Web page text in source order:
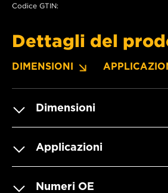
Codice GTIN:
Dettagli del
DIMENSIONI
Dimensioni
Applicazioni
Numeri OE